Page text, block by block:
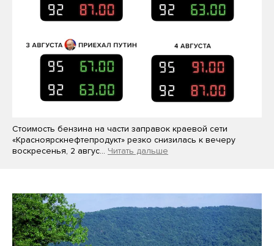
Стоимость бензина на части заправок краевой сети
«Красноярскнефтепродукт» резко снизилась к вечеру
воскресенья, 2 авгус… Читать дальше